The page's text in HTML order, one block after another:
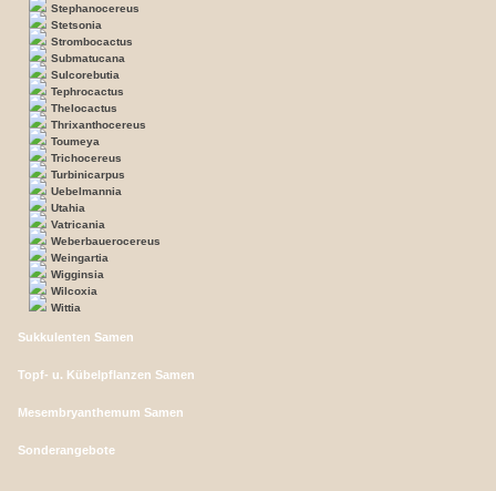
Stephanocereus
Stetsonia
Strombocactus
Submatucana
Sulcorebutia
Tephrocactus
Thelocactus
Thrixanthocereus
Toumeya
Trichocereus
Turbinicarpus
Uebelmannia
Utahia
Vatricania
Weberbauerocereus
Weingartia
Wigginsia
Wilcoxia
Wittia
Sukkulenten Samen
Topf- u. Kübelpflanzen Samen
Mesembryanthemum Samen
Sonderangebote